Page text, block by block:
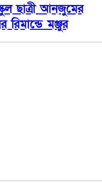
ছাত্রী আনজুমের
রিমান্ডে মঞ্জুর